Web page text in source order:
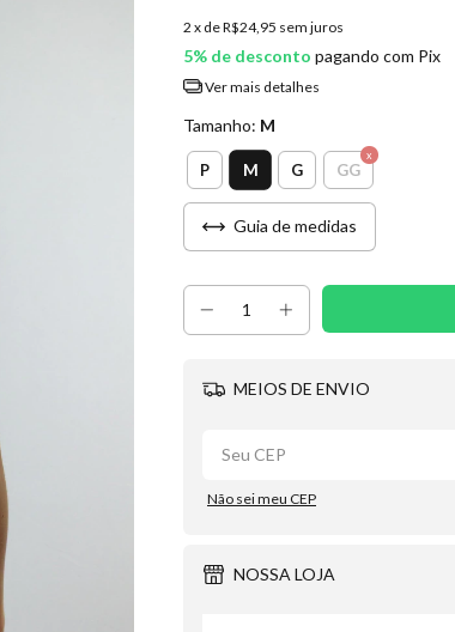
2 x deR$24,95 sem juros
5% de desconto pagando com Pix
Ver mais detalhes
Tamanho: M
P M G GG
Guia de medidas
MEIOS DE ENVIO
Não sei meu CEP
NOSSA LOJA